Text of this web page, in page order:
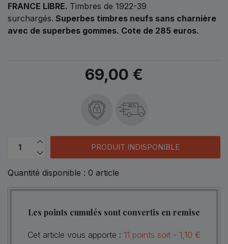
FRANCE LIBRE. Timbres de 1922-39
surchargés. Superbes timbres neufs sans charnière
avec de superbes gommes. Cote de 285 euros.
69,00 €
48h
PRODUIT INDISPONIBLE
Quantité disponible : 0 article
Les points cumulés sont convertis en remise
Cet article vous apporte : 11 points soit - 1,10 €